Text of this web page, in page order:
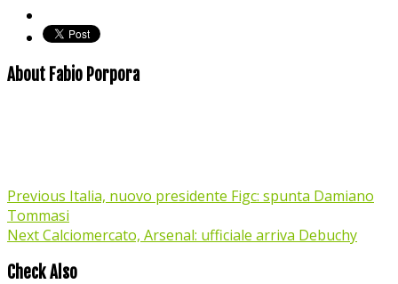
About Fabio Porpora
Previous Italia, nuovo presidente Figc: spunta Damiano
Tommasi
NextCalciomercato, Arsenal: ufficiale arriva Debuchy
Check Also